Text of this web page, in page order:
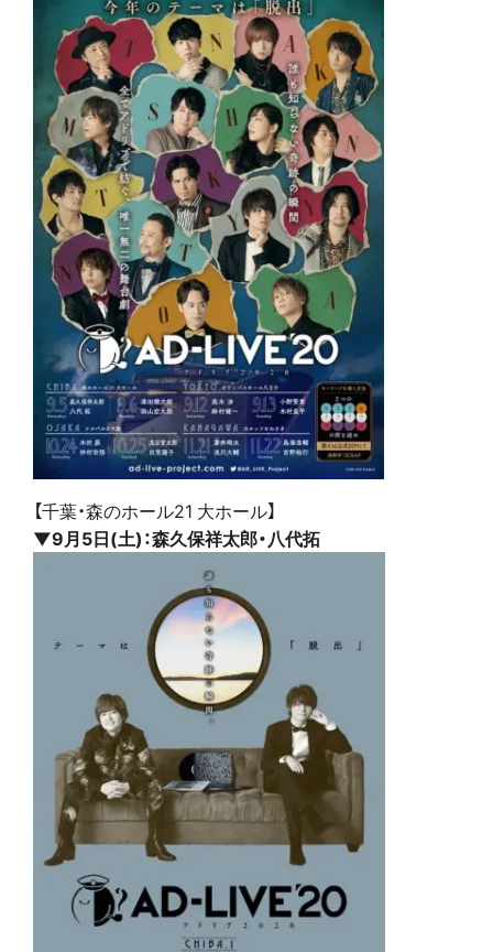
【千葉・森のホール21 大ホール】
▼9月5日(土)：森久保祥太郎・八代拓